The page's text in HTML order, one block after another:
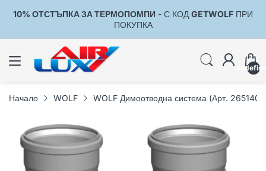
10% ОТСТЪПКА ЗА ТЕРМОПОМПИ - С КОД GETWOLF ПРИ
ПОКУПКА
Начало WOLF WOLF Димоотводна система (Арт.